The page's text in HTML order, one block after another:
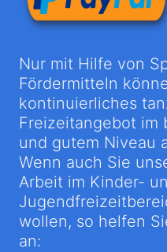
Nur mit Hilfe von
Fördermitteln
kontinuierliches
Freizeitangebot im
und gutem Niveau
Wenn auch Sie
Arbeit im Kinder-
wollen, so helfen
an: